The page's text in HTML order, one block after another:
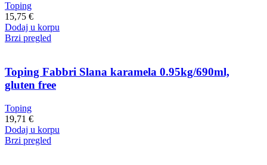
Toping
15,75 €
Dodaj u korpu
Brzi pregled
Toping Fabbri Slana karamela 0.95kg/690ml,
gluten free
Toping
19,71 €
Dodaj u korpu
Brzi pregled